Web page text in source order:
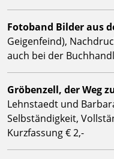
Fotoband Bilder aus
Geigenfeind),
auch bei der
Gröbenzell, der Weg
Lehnstaedt und
Selbständigkeit,
Kurzfassung € 2,-